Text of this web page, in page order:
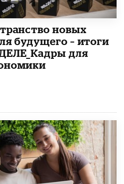
новых
будущего – итоги
для